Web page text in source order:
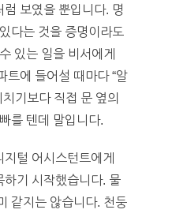
보였을 뿐입니다. 명
다는 것을 증명이라도
있는 일을 비서에게
트에 들어설 때마다 “알
기보다 직접 문 옆의
를 텐데 말입니다.
털 어시스턴트에게
하기 시작했습니다. 물
같지는 않습니다. 천둥